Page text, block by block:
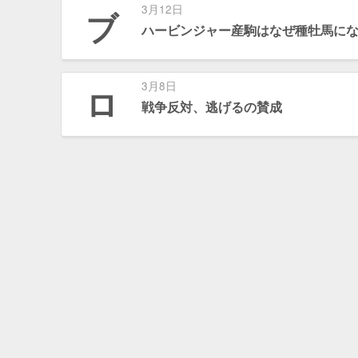
ブ 3月12日
ハービンジャー産駒はなぜ種牡馬に
ロ 3月8日
戦争反対、逃げるの賛成